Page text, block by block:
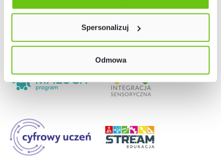
Twój wybór możesz zmienić przez kliknięcie przycisku w
Polityce prywatności
Spersonalizuj
Odmowa
Nasze strony